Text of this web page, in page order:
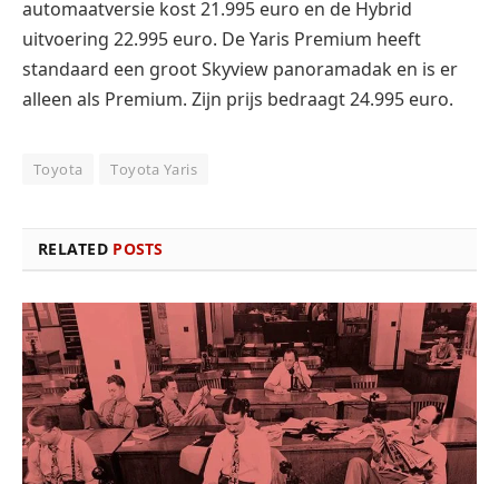
automaatversie kost 21.995 euro en de Hybrid
uitvoering 22.995 euro. De Yaris Premium heeft
standaard een groot Skyview panoramadak en is er
alleen als Premium. Zijn prijs bedraagt 24.995 euro.
Toyota Toyota Yaris
RELATED POSTS